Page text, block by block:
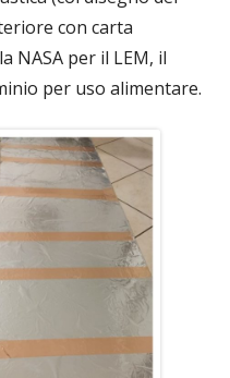
con carta
NASA per il LEM, il
per uso alimentare.